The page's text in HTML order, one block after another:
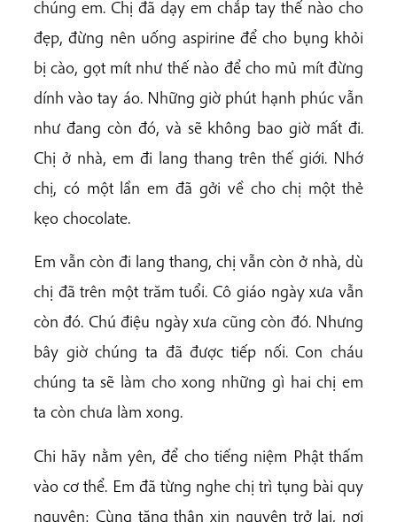
chúng em. Chị đã dạy em chắp tay thế nào cho
đẹp, đừng nên uống aspirine để cho bụng khỏi
bị cào, gọt mít như thế nào để cho mủ mít đừng
dính vào tay áo. Những giờ phút hạnh phúc vẫn
như đang còn đó, và sẽ không bao giờ mất đi.
Chị ở nhà, em đi lang thang trên thế giới. Nhớ
chị, có một lần em đã gởi về cho chị một thẻ
kẹo chocolate.
Em vẫn còn đi lang thang, chị vẫn còn ở nhà, dù
chị đã trên một trăm tuổi. Cô giáo ngày xưa vẫn
còn đó. Chú điệu ngày xưa cũng còn đó. Nhưng
bây giờ chúng ta đã được tiếp nối. Con cháu
chúng ta sẽ làm cho xong những gì hai chị em
ta còn chưa làm xong.
Chi hãy nằm yên, để cho tiếng niệm Phật thấm
vào cơ thể. Em đã từng nghe chị trì tụng bài quy
nguyện: Cùng tăng thân xin nguyện trở lại, nơi